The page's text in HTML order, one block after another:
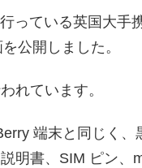
っている英国大手
公開しました。
れています。
端末と同じく
明書、SIM ピン、